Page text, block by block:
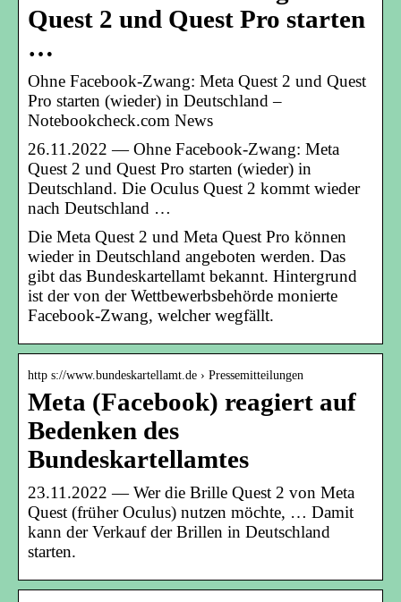
Quest 2 und Quest Pro starten
…
Ohne Facebook-Zwang: Meta Quest 2 und Quest
Pro starten (wieder) in Deutschland –
Notebookcheck.com News
26.11.2022 — Ohne Facebook-Zwang: Meta
Quest 2 und Quest Pro starten (wieder) in
Deutschland. Die Oculus Quest 2 kommt wieder
nach Deutschland …
Die Meta Quest 2 und Meta Quest Pro können
wieder in Deutschland angeboten werden. Das
gibt das Bundeskartellamt bekannt. Hintergrund
ist der von der Wettbewerbsbehörde monierte
Facebook-Zwang, welcher wegfällt.
http s://www.bundeskartellamt.de › Pressemitteilungen
Meta (Facebook) reagiert auf
Bedenken des
Bundeskartellamtes
23.11.2022 — Wer die Brille Quest 2 von Meta
Quest (früher Oculus) nutzen möchte, … Damit
kann der Verkauf der Brillen in Deutschland
starten.